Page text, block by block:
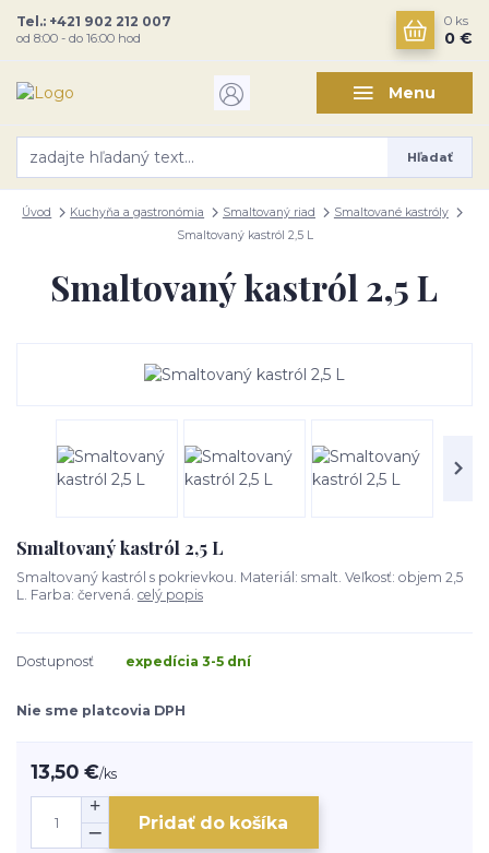
Menu
Hľadať
Tel.: +421 902 212 007
od 8:00 - do 16:00 hod
0 ks
0 €
Úvod Kuchyňa a gastronómia Smaltovaný riad
Smaltované kastróly
Smaltovaný kastról 2,5 L
Smaltovaný kastról 2,5 L
Smaltovaný kastról 2,5 L
Smaltovaný kastról s pokrievkou. Materiál: smalt. Veľkosť: objem 2,5
L. Farba: červená. celý popis
Dostupnosť expedícia 3-5 dní
Nie sme platcovia DPH
13,50 €/ks
Pridať do košíka